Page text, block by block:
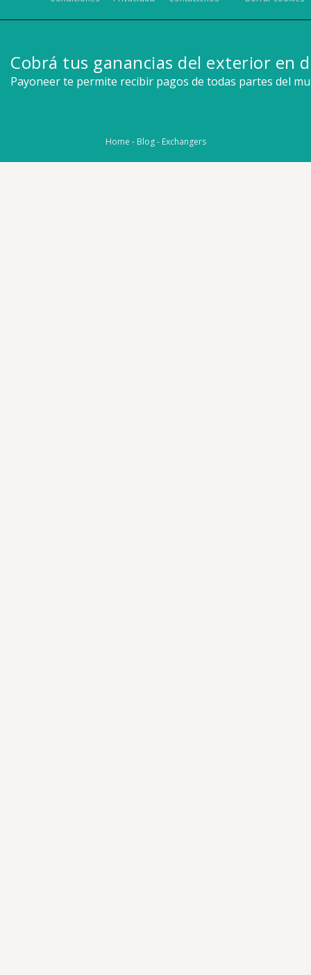
Cobrá tus ganancias del exterior en
Payoneer te permite recibir pagos de todas partes del
Home - Blog- Exchangers